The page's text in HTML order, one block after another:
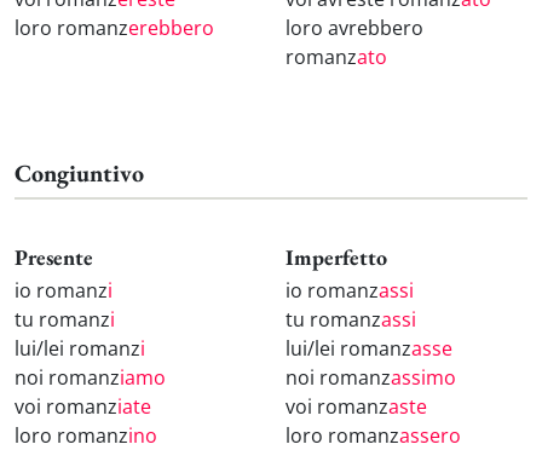
loro romanzerebbero
loro avrebbero
romanzato
Congiuntivo
Presente
io romanzi
tu romanzi
lui/lei romanzi
noi romanziamo
voi romanziate
loro romanzino
Imperfetto
io romanzassi
tu romanzassi
lui/lei romanzasse
noi romanzassimo
voi romanzaste
loro romanzassero